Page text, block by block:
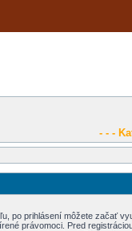
- - -
po prihlásení môžete začať
právomoci. Pred